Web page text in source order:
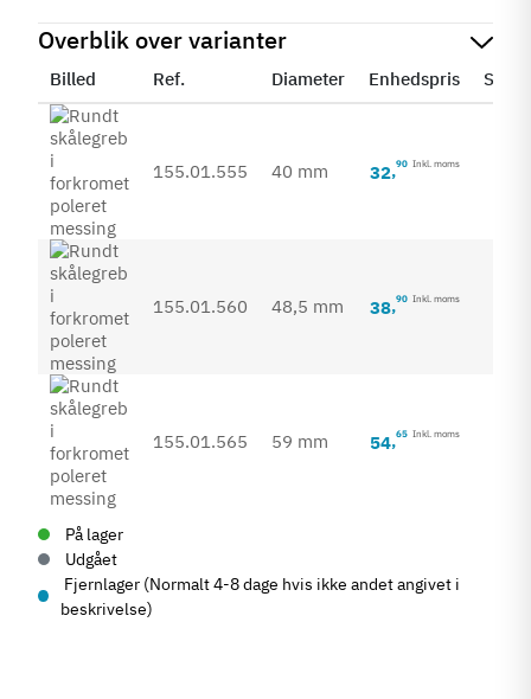
Overblik over varianter
Billed Ref. Diameter Enhedspris
155.01.555 40 mm 32,90 Inkl. moms
155.01.560 48,5 mm 38,90 Inkl. moms
155.01.565 59 mm 54,65 Inkl. moms
På lager
Udgået
Fjernlager (Normalt 4-8 dage hvis ikke andet angivet i
beskrivelse)